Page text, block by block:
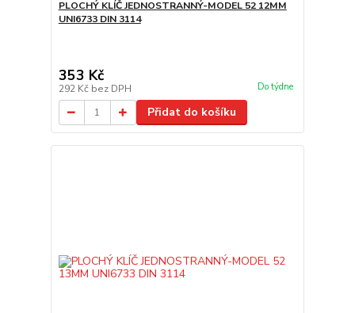
PLOCHÝ KLÍČ JEDNOSTRANNÝ-MODEL 52 12MM
UNI6733 DIN 3114
353 Kč
292 Kč bez DPH Do týdne
Přidat do košíku